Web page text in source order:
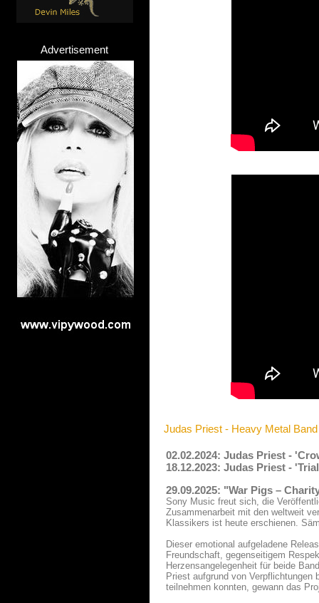
Advertisement
Judas Priest - Heavy Metal Band
02.02.2024: Judas Priest -
18.12.2023: Judas Priest -
29.09.2025: "War Pigs –
Sony Music freut sich, die
Zusammenarbeit mit den weltweit
Klassikers ist heute erschienen.
Dieser emotional aufgeladene
Freundschaft, gegenseitigem
Herzensangelegenheit für beide
Priest aufgrund von
teilnehmen konnten, gewann das